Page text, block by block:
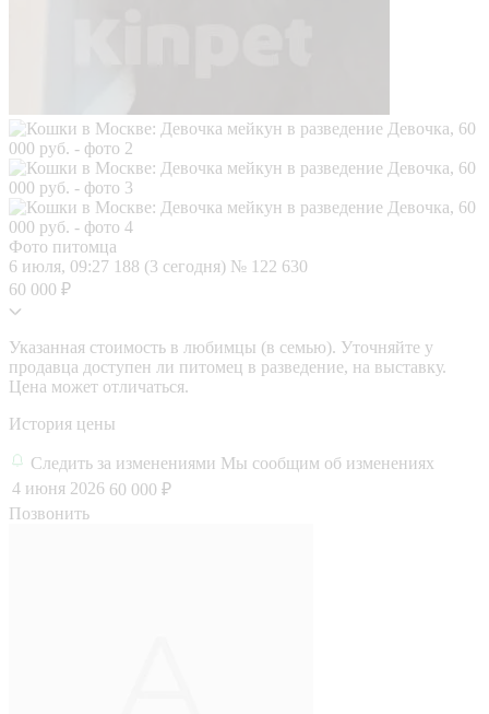
Фото питомца
6 июля, 09:27 188 (3 сегодня) № 122 630
60 000 ₽
Указанная стоимость в любимцы (в семью). Уточняйте у
продавца доступен ли питомец в разведение, на выставку.
Цена может отличаться.
История цены
Следить за изменениями Мы сообщим об изменениях
4 июня 2026 60 000 ₽
Позвонить